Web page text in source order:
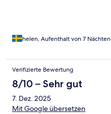
helen, Aufenthalt von 7 Nächten
Verifizierte Bewertung
8/10 – Sehr gut
7. Dez. 2025
Mit Google übersetzen